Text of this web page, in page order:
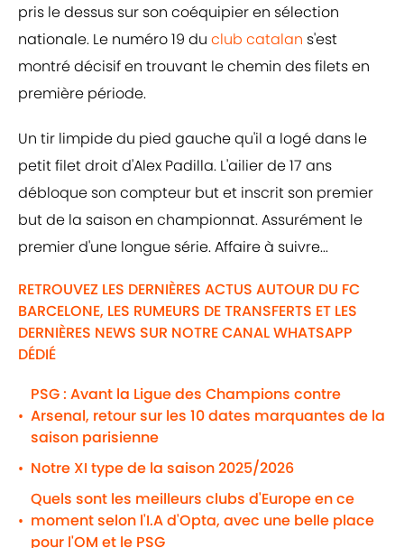
pris le dessus sur son coéquipier en sélection
nationale. Le numéro 19 du club catalan s'est
montré décisif en trouvant le chemin des filets en
première période.
Un tir limpide du pied gauche qu'il a logé dans le
petit filet droit d'Alex Padilla. L'ailier de 17 ans
débloque son compteur but et inscrit son premier
but de la saison en championnat. Assurément le
premier d'une longue série. Affaire à suivre...
RETROUVEZ LES DERNIÈRES ACTUS AUTOUR DU FC
BARCELONE, LES RUMEURS DE TRANSFERTS ET LES
DERNIÈRES NEWS SUR NOTRE CANAL WHATSAPP
DÉDIÉ
•
PSG : Avant la Ligue des Champions contre
Arsenal, retour sur les 10 dates marquantes de la
saison parisienne
• Notre XI type de la saison 2025/2026
•
Quels sont les meilleurs clubs d'Europe en ce
moment selon l'I.A d'Opta, avec une belle place
pour l'OM et le PSG